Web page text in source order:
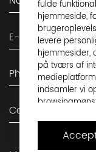
fulde
hjemmeside,
levere
hjemmesider,
på tværs af
indsamler vi
Ved at klikke
accepterer
vi deler disse